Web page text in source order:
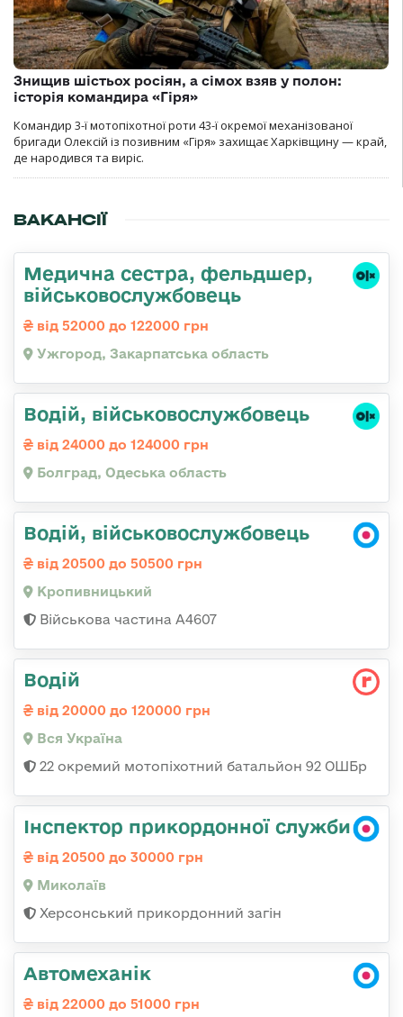
Знищив шістьох росіян, а сімох взяв у полон:
історія командира «Гіря»
Командир 3-ї мотопіхотної роти 43-ї окремої механізованої
бригади Олексій із позивним «Гіря» захищає Харківщину — край,
де народився та виріс.
ВАКАНСІЇ
Медична сестра, фельдшер,
військовослужбовець
від 52000 до 122000 грн
Ужгород, Закарпатська область
Водій, військовослужбовець
від 24000 до 124000 грн
Болград, Одеська область
Водій, військовослужбовець
від 20500 до 50500 грн
Кропивницький
Військова частина А4607
Водій
від 20000 до 120000 грн
Вся Україна
22 окремий мотопіхотний батальйон 92 ОШБр
Інспектор прикордонної служби
від 20500 до 30000 грн
Миколаїв
Херсонський прикордонний загін
Автомеханік
від 22000 до 51000 грн